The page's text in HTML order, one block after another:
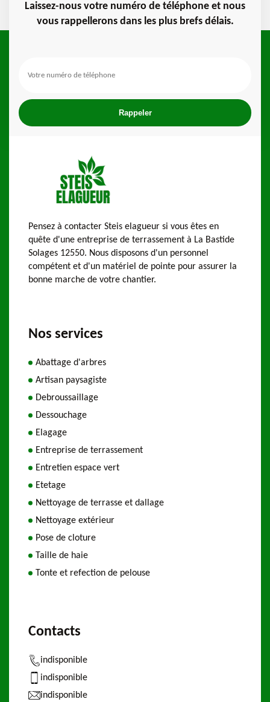
Laissez-nous votre numéro de téléphone et nous
vous rappellerons dans les plus brefs délais.
Pensez à contacter Steis elagueur si vous êtes en
quête d'une entreprise de terrassement à La Bastide
Solages 12550. Nous disposons d'un personnel
compétent et d'un matériel de pointe pour assurer la
bonne marche de votre chantier.
Nos services
Abattage d'arbres
Artisan paysagiste
Debroussaillage
Dessouchage
Elagage
Entreprise de terrassement
Entretien espace vert
Etetage
Nettoyage de terrasse et dallage
Nettoyage extérieur
Pose de cloture
Taille de haie
Tonte et refection de pelouse
Contacts
indisponible
indisponible
indisponible